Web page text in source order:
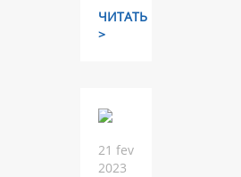
ЧИТАТЬ
>
21 fev
2023